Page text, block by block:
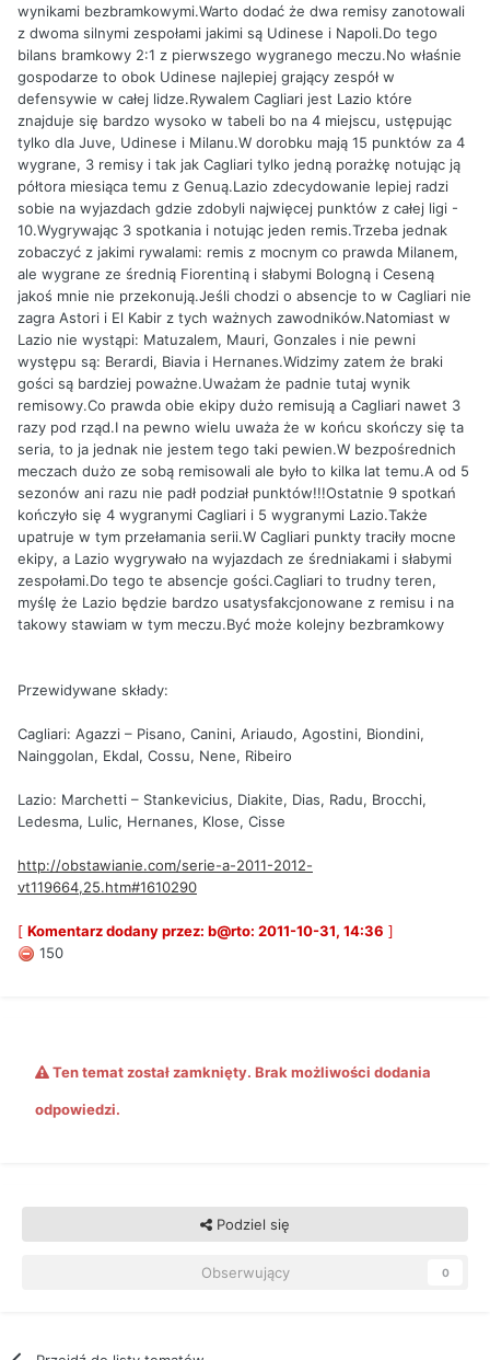
wynikami bezbramkowymi.Warto dodać że dwa remisy zanotowali
z dwoma silnymi zespołami jakimi są Udinese i Napoli.Do tego
bilans bramkowy 2:1 z pierwszego wygranego meczu.No właśnie
gospodarze to obok Udinese najlepiej grający zespół w
defensywie w całej lidze.Rywalem Cagliari jest Lazio które
znajduje się bardzo wysoko w tabeli bo na 4 miejscu, ustępując
tylko dla Juve, Udinese i Milanu.W dorobku mają 15 punktów za 4
wygrane, 3 remisy i tak jak Cagliari tylko jedną porażkę notując ją
półtora miesiąca temu z Genuą.Lazio zdecydowanie lepiej radzi
sobie na wyjazdach gdzie zdobyli najwięcej punktów z całej ligi -
10.Wygrywając 3 spotkania i notując jeden remis.Trzeba jednak
zobaczyć z jakimi rywalami: remis z mocnym co prawda Milanem,
ale wygrane ze średnią Fiorentiną i słabymi Bologną i Ceseną
jakoś mnie nie przekonują.Jeśli chodzi o absencje to w Cagliari nie
zagra Astori i El Kabir z tych ważnych zawodników.Natomiast w
Lazio nie wystąpi: Matuzalem, Mauri, Gonzales i nie pewni
występu są: Berardi, Biavia i Hernanes.Widzimy zatem że braki
gości są bardziej poważne.Uważam że padnie tutaj wynik
remisowy.Co prawda obie ekipy dużo remisują a Cagliari nawet 3
razy pod rząd.I na pewno wielu uważa że w końcu skończy się ta
seria, to ja jednak nie jestem tego taki pewien.W bezpośrednich
meczach dużo ze sobą remisowali ale było to kilka lat temu.A od 5
sezonów ani razu nie padł podział punktów!!!Ostatnie 9 spotkań
kończyło się 4 wygranymi Cagliari i 5 wygranymi Lazio.Także
upatruje w tym przełamania serii.W Cagliari punkty traciły mocne
ekipy, a Lazio wygrywało na wyjazdach ze średniakami i słabymi
zespołami.Do tego te absencje gości.Cagliari to trudny teren,
myślę że Lazio będzie bardzo usatysfakcjonowane z remisu i na
takowy stawiam w tym meczu.Być może kolejny bezbramkowy
Przewidywane składy:
Cagliari: Agazzi – Pisano, Canini, Ariaudo, Agostini, Biondini,
Nainggolan, Ekdal, Cossu, Nene, Ribeiro
Lazio: Marchetti – Stankevicius, Diakite, Dias, Radu, Brocchi,
Ledesma, Lulic, Hernanes, Klose, Cisse
http://obstawianie.com/serie-a-2011-2012-
vt119664,25.htm#1610290
[ Komentarz dodany przez: b@rto: 2011-10-31, 14:36 ]
150
Ten temat został zamknięty. Brak możliwości dodania
odpowiedzi.
Podziel się
Obserwujący 0